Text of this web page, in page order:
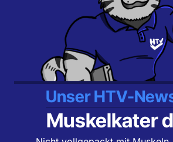
Unser HTV-
Muskelkater